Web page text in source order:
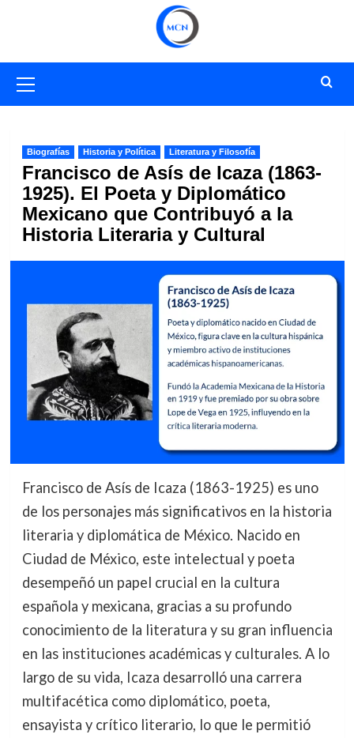
primario
Biografías Historia y Política Literatura y Filosofía
Francisco de Asís de Icaza (1863-
1925). El Poeta y Diplomático
Mexicano que Contribuyó a la
Historia Literaria y Cultural
Francisco de Asís de Icaza (1863-1925) es uno
de los personajes más significativos en la historia
literaria y diplomática de México. Nacido en
Ciudad de México, este intelectual y poeta
desempeñó un papel crucial en la cultura
española y mexicana, gracias a su profundo
conocimiento de la literatura y su gran influencia
en las instituciones académicas y culturales. A lo
largo de su vida, Icaza desarrolló una carrera
multifacética como diplomático, poeta,
ensayista y crítico literario, lo que le permitió